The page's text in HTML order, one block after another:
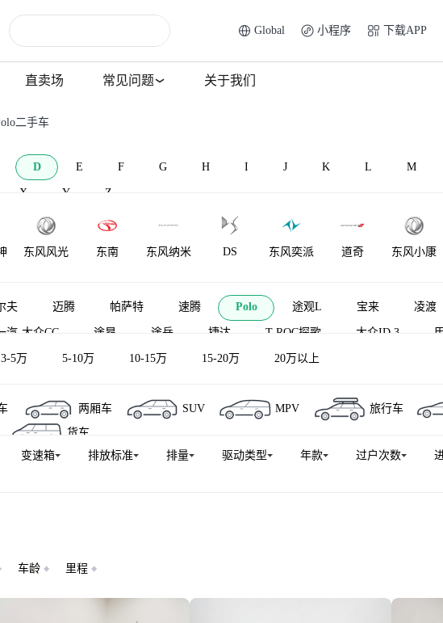
Global 小程序 下载APP
直卖场 常见问题 关于我们
二手车
D E F G H I J K L M
X Y Z
东风风光 东南 东风纳米 DS 东风奕派 道奇 东风小康
王 大乘汽车 东风富康 电动屋 道朗格 大发 电咖 东风·瑞泰特
夫 迈腾 帕萨特 速腾 Polo 途观L 宝来 凌渡
汽-大众CC 途昂 途岳 捷达 T-ROC探歌 大众ID.3
ID.4 CROZZ 朗行 揽境 途昂X 途铠
尔夫GTI 揽巡 C-TREK蔚领 探岳GTE插电混动 蔚揽 高尔
途观X 迈特威
·纯电 Passat领驭 大众up! 朗逸纯电 大众Eos 桑塔纳经典
3-5万 5-10万 10-15万 15-20万 20万以上
两厢车 SUV MPV 旅行车
货车
变速箱 排放标准 排量 驱动类型 年款 过户次数
车龄 里程